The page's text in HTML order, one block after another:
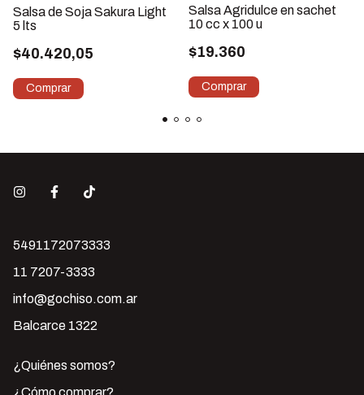
Salsa de Soja Sakura Light
5 lts
$40.420,05
Salsa Agridulce en sachet
10 cc x 100 u
$19.360
5491172073333
11 7207-3333
info@gochiso.com.ar
Balcarce 1322
¿Quiénes somos?
¿Cómo comprar?